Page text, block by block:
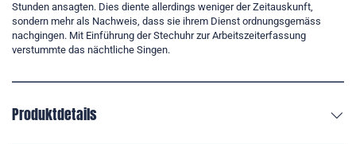
Stunden ansagten. Dies diente allerdings weniger der Zeitauskunft,
sondern mehr als Nachweis, dass sie ihrem Dienst ordnungsgemäss
nachgingen. Mit Einführung der Stechuhr zur Arbeitszeiterfassung
verstummte das nächtliche Singen.
Produktdetails